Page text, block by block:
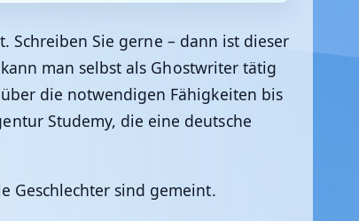
Sie gerne – dann ist dieser
man selbst als Ghostwriter tätig
die notwendigen Fähigkeiten bis
Studemy, die eine deutsche
Geschlechter sind gemeint.